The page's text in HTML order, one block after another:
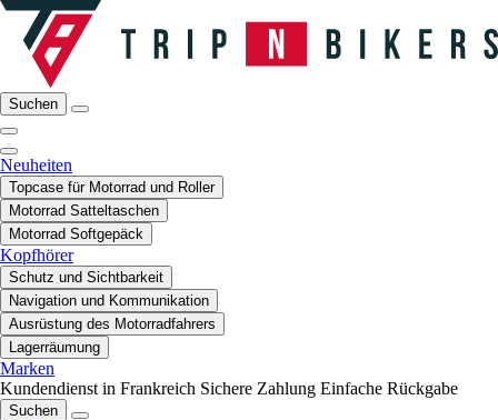
Suchen
Neuheiten
Topcase für Motorrad und Roller
Motorrad Satteltaschen
Motorrad Softgepäck
Kopfhörer
Schutz und Sichtbarkeit
Navigation und Kommunikation
Ausrüstung des Motorradfahrers
Lagerräumung
Marken
Kundendienst in Frankreich Sichere Zahlung Einfache Rückgabe
Suchen